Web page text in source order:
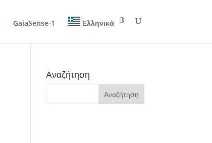
GaiaSense-1 Ελληνικά
Αναζήτηση